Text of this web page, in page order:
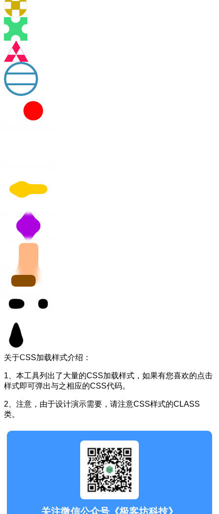
关于CSS加载样式介绍：
1、本工具列出了大量的CSS加载样式，如果有您喜欢的点击
样式即可弹出与之相应的CSS代码。
2、注意，由于设计演示需要，请注意CSS样式的CLASS
关注微信公众号《极客坊科技》
获取最新工具、技巧分享和独家内容，扫码关注不迷路！